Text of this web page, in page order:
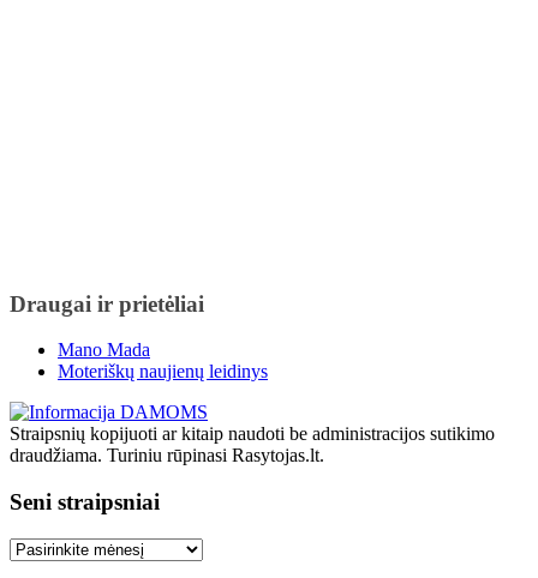
Draugai ir prietėliai
Mano Mada
Moteriškų naujienų leidinys
Straipsnių kopijuoti ar kitaip naudoti be administracijos sutikimo
draudžiama. Turiniu rūpinasi Rasytojas.lt.
Seni straipsniai
Seni